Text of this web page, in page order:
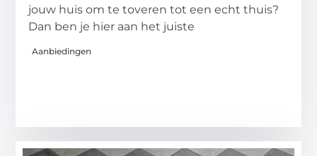
jouw huis om te toveren tot een echt thuis?
Dan ben je hier aan het juiste
Aanbiedingen